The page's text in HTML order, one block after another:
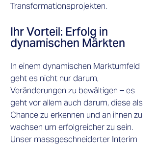
Transformationsprojekten.
Ihr Vorteil: Erfolg in
dynamischen Märkten
​In einem dynamischen Marktumfeld
geht es nicht nur darum,
Veränderungen zu bewältigen – es
geht vor allem auch darum, diese als
Chance zu erkennen und an ihnen zu
wachsen um erfolgreicher zu sein.
Unser massgeschneiderter Interim